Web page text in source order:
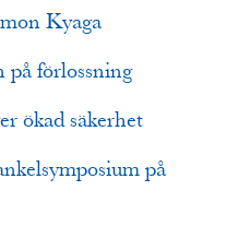
Kyaga
på förlossning
ökad säkerhet
på